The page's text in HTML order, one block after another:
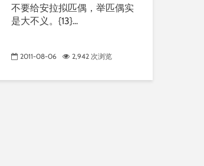
不要给安拉拟匹偶，举匹偶实
是大不义。{13}...
2011-08-06 2,942 次浏览